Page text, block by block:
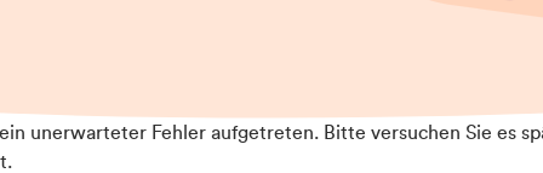
ein unerwarteter Fehler aufgetreten. Bitte versuchen Sie es